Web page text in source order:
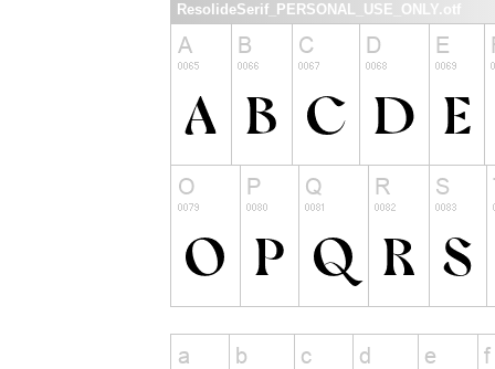
ResolideSerif_PERSONAL_USE_ONLY.otf